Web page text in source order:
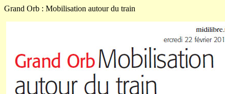
Grand Orb : Mobilisation autour du train